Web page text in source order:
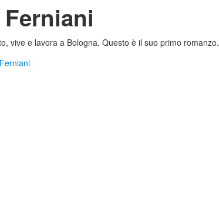
vive e lavora a Bologna. Questo è il suo primo romanzo.